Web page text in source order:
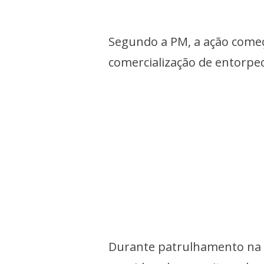
Segundo a PM, a ação
comercialização de
Durante patrulhamento na